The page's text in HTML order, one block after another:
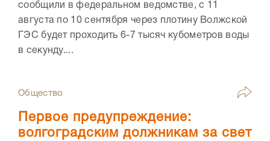
сообщили в федеральном ведомстве, с 11
августа по 10 сентября через плотину Волжской
ГЭС будет проходить 6-7 тысяч кубометров воды
в секунду....
Общество
Первое предупреждение:
волгоградским должникам за свет